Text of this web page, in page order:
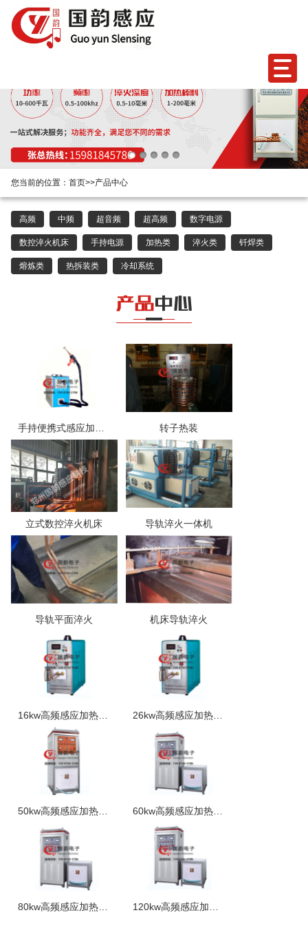
您当前的位置： 首页>>产品中心
高频 中频 超音频 超高频 数字电源
数控淬火机床 手持电源 加热类 淬火类 钎焊类
熔炼类 热拆装类 冷却系统
转子热装
立式数控淬火机床 导轨淬火一体机
导轨平面淬火 机床导轨淬火
16kw高频感应加热设备 26kw高频感应加热设备
50kw高频感应加热设备 60kw高频感应加热设备
80kw高频感应加热设备